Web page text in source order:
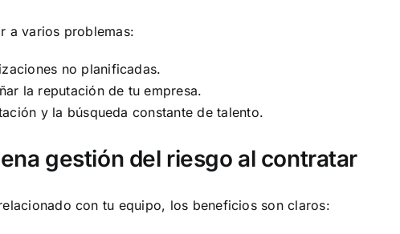
a varios problemas:
no planificadas.
la reputación de tu empresa.
y la búsqueda constante de talento.
gestión del riesgo al contratar
con tu equipo, los beneficios son claros: